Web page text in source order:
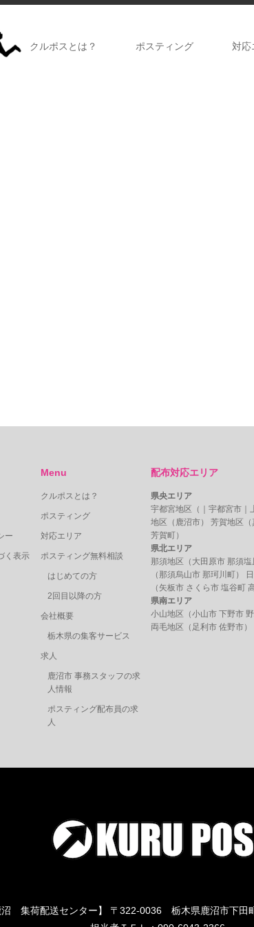
クルポスとは？ ポスティング 対応
ー
く表示
Menu
クルポスとは？
ポスティング
対応エリア
ポスティング無料相談
はじめての方
2回目以降の方
会社概要
栃木県の集客サービス
求人
鹿沼市 事務スタッフの求
人情報
ポスティング配布員の求
人
配布対応エリア
県央エリア
宇都宮地区（｜ 宇都宮市
地区（ 鹿沼市） 芳賀地区（
芳賀町）
県北エリア
那須地区（ 大田原市 那須塩
（那須烏山市 那珂川町）
（ 矢板市 さくら市 塩谷町
県南エリア
小山地区（小山市 下野市
両毛地区（ 足利市 佐野市）
集荷配送センター】 〒322-0036 栃木県鹿沼市下田